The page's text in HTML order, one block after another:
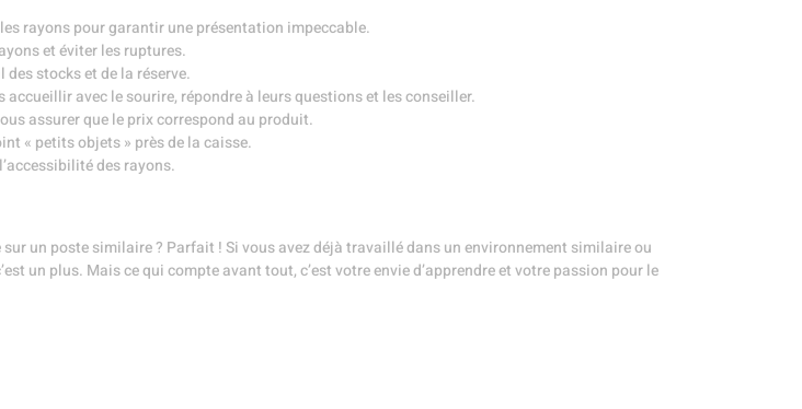
rayons pour garantir une présentation impeccable.
et éviter les ruptures.
stocks et de la réserve.
accueillir avec le sourire, répondre à leurs questions et les conseiller.
assurer que le prix correspond au produit.
« petits objets » près de la caisse.
des rayons.
sur un poste similaire ? Parfait ! Si vous avez déjà travaillé dans un environnement similaire ou
un plus. Mais ce qui compte avant tout, c’est votre envie d’apprendre et votre passion pour le